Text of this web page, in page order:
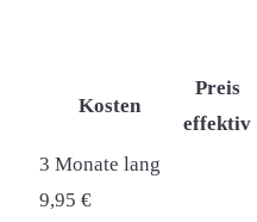
Kosten
Preis
effektiv
3 Monate lang
9,95 €